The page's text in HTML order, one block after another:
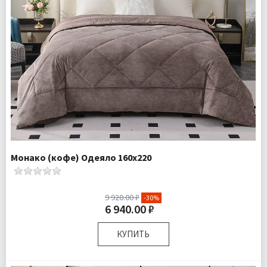
Монако (кофе) Одеяло 160х220
9 920.00 ₽ -30%
6 940.00 ₽
КУПИТЬ